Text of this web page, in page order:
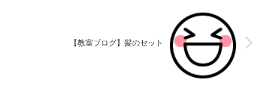
【教室ブログ】髪のセット